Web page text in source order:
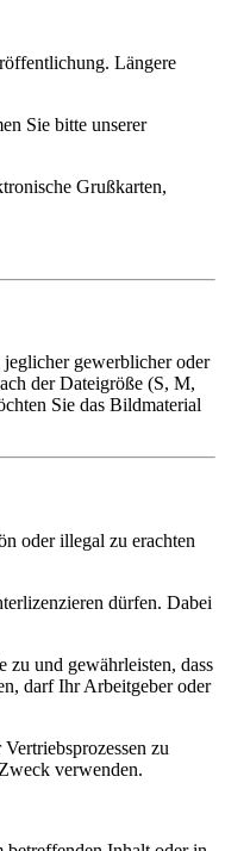
Längere
Sie bitte unserer
Grußkarten,
gewerblicher oder
der Dateigröße (S, M,
Sie das Bildmaterial
oder illegal zu erachten
dürfen. Dabei
und gewährleisten, dass
darf Ihr Arbeitgeber oder
zu
verwenden.